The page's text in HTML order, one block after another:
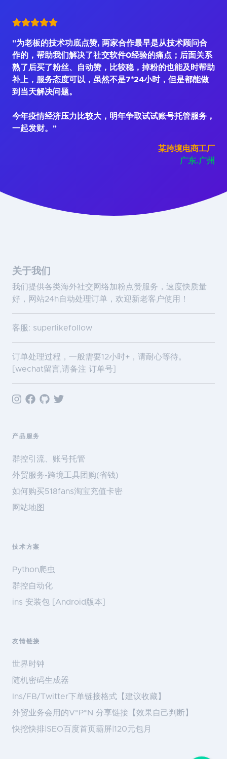
"为老板的技术功底点赞, 两家合作最早是从技术顾问合
作的，帮助我们解决了社交软件0经验的痛点；后面关系
熟了后买了粉丝、自动赞，比较稳，掉粉的也能及时帮助
补上，服务态度可以，虽然不是7*24小时，但是都能做
到当天解决问题。
今年疫情经济压力比较大，明年争取试试账号托管服务，
一起发财。"
某跨境电商工厂
广东.广州
关于我们
我们提供各类海外社交网络加粉点赞服务，速度快质量
好，网站24h自动处理订单，欢迎新老客户使用！
客服: superlikefollow
订单处理过程，一般需要12小时+，请耐心等待。
[wechat留言,请备注 订单号]
产品服务
群控引流、账号托管
外贸服务-跨境工具团购(省钱)
如何购买518fans淘宝充值卡密
网站地图
技术方案
Python爬虫
群控自动化
ins 安装包 [Android版本]
友情链接
世界时钟
随机密码生成器
Ins/FB/Twitter下单链接格式【建议收藏】
外贸业务会用的V*P*N 分享链接【效果自己判断】
快挖快排|SEO百度首页霸屏|120元包月